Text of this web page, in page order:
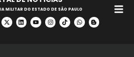
MILITAR DO ESTADO DE SÃO PAULO